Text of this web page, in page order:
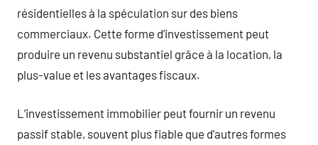
résidentielles à la spéculation sur des biens
commerciaux. Cette forme d’investissement peut
produire un revenu substantiel grâce à la location, la
plus-value et les avantages fiscaux.
L’investissement immobilier peut fournir un revenu
passif stable, souvent plus fiable que d’autres formes